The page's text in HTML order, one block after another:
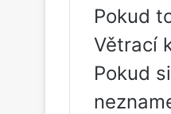
Pokud
Větrací
Pokud